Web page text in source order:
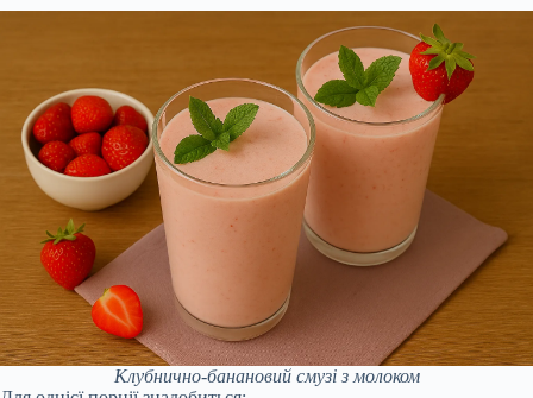
Клубнично-банановий смузі з молоком